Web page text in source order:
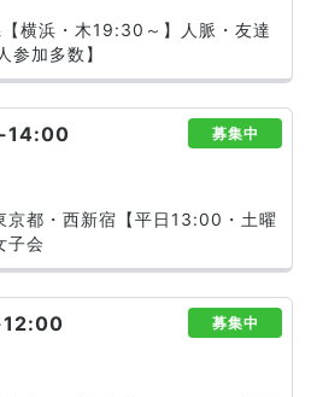
横浜・木19:30～】人脈・友達
参加多数】
14:00 募集中
都・西新宿【平日13:00・土曜
子会
募集中